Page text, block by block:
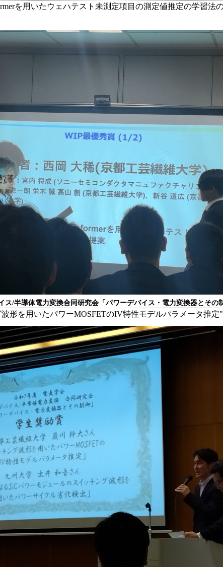
を用いたウェハテスト未測定項目の測定値推定の学習
ス/半導体電力変換合同研究会「パワーデバイス・電力変換器とその
形を用いたパワーMOSFETのIV特性モデルパラメータ推定